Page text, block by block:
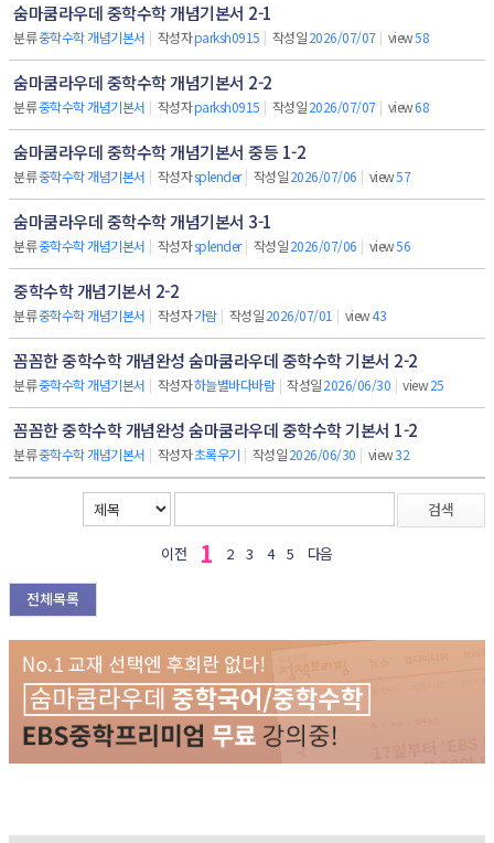
숨마쿰라우데 중학수학 개념기본서 2-1
분류중학수학 개념기본서 | 작성자parksh0915 | 작성일2026/07/07 | view58
숨마쿰라우데 중학수학 개념기본서 2-2
분류중학수학 개념기본서 | 작성자parksh0915 | 작성일2026/07/07 | view68
숨마쿰라우데 중학수학 개념기본서 중등 1-2
분류중학수학 개념기본서 | 작성자splender | 작성일2026/07/06 | view57
숨마쿰라우데 중학수학 개념기본서 3-1
분류중학수학 개념기본서 | 작성자splender | 작성일2026/07/06 | view56
중학수학 개념기본서 2-2
분류중학수학 개념기본서 | 작성자가람 | 작성일2026/07/01 | view43
꼼꼼한 중학수학 개념완성 숨마쿰라우데 중학수학 기본서 2-2
분류중학수학 개념기본서 | 작성자하늘별바다바람 | 작성일2026/06/30 | view25
꼼꼼한 중학수학 개념완성 숨마쿰라우데 중학수학 기본서 1-2
분류중학수학 개념기본서 | 작성자초록우기 | 작성일2026/06/30 | view32
검색
이전 1 2 3 4 5 다음
전체목록